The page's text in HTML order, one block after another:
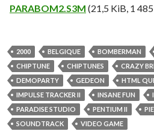
PARABOM2.S3M (21,5 KiB, 1
2000 BELGIQUE BOMBERMAN
CHIPTUNE
CHIPTUNES CRAZY
DEMOPARTY
GEDEON HTML
IMPULSE TRACKER II
INSANE FUN
PARADISE STUDIO
PENTIUM II
SOUNDTRACK
VIDEO GAME